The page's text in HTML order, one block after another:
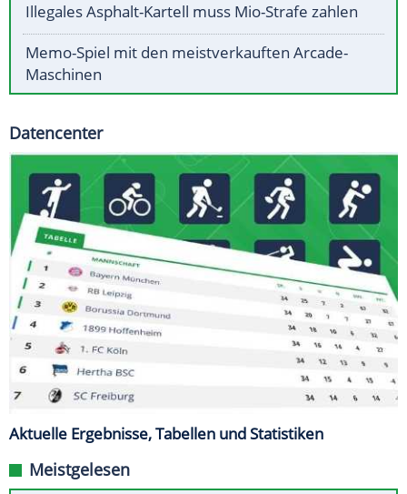
Illegales Asphalt-Kartell muss Mio-Strafe zahlen
Memo-Spiel mit den meistverkauften Arcade-
Maschinen
Datencenter
Aktuelle Ergebnisse, Tabellen und Statistiken
Meistgelesen